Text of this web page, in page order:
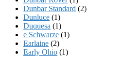
Dunbar Standard (2)
Dunluce (1)
Duquesa (1)
e Schwarze (1)
Earlaine (2)
Early Ohio (1)